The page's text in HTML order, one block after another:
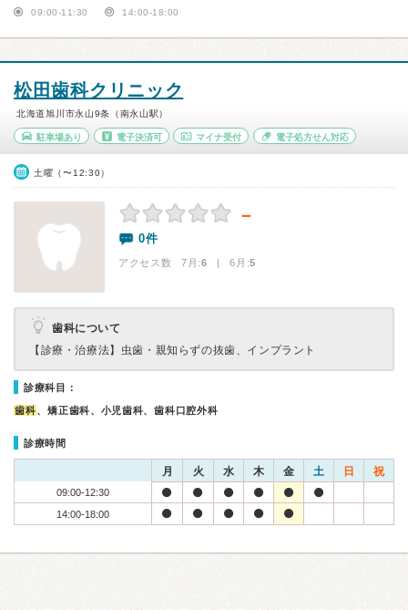
09:00-11:30 14:00-18:00
松田歯科クリニック
北海道旭川市永山9条（南永山駅）
駐車場あり 電子決済可 マイナ受付 電子処方せん対応
土曜（〜12:30）
－
0件
アクセス数 7月:6 | 6月:5
歯科について
【診療・治療法】 虫歯・親知らずの抜歯、インプラント
診療科目：
歯科、矯正歯科、小児歯科、歯科口腔外科
診療時間
月 火 水 木 金 土 日 祝
09:00-12:30
14:00-18:00